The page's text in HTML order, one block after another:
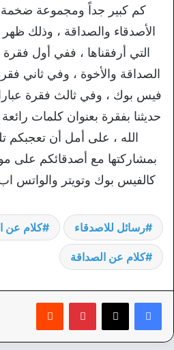
كم كبير جداً ومجموعة
الأصدقاء والصداقة ، وذلك ظهر
التي أرفقناها ، ففي أول
الصداقة والأخوة ، وفي ثاني
فيس بوك ، وفي ثالث فقرة
حديثنا بفقرة بعنوان كلمات
الله ، على أمل أن تعجبكم
بمشاركتها مع أصدقائكم على
كالفيس بوك وتويتر والواتس
رسائل للاصدقاء كلام عن
كلام عن الصداقة
بينتيريست